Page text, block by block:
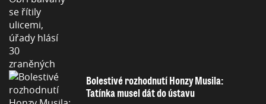
Bolestivé rozhodnutí Honzy Musila:
Tatínka musel dát do ústavu